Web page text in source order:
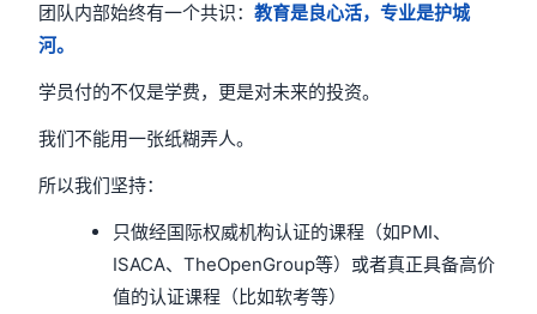
团队内部始终有一个共识：教育是良心活，专业是护城
河。
学员付的不仅是学费，更是对未来的投资。
我们不能用一张纸糊弄人。
所以我们坚持：
只做经国际权威机构认证的课程（如PMI、
ISACA、TheOpenGroup等）或者真正具备高价
值的认证课程（比如软考等）